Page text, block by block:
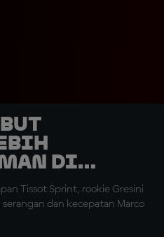
di
Tissot Sprint, rookie Gresini
dan kecepatan Marco